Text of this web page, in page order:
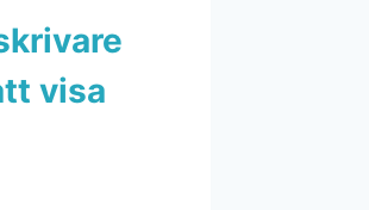
visa